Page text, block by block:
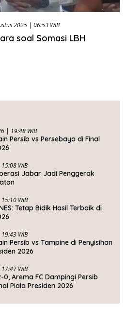
2025 | 06:53 WIB
soal Somasi LBH
| 19:48 WIB
Persib vs Persebaya di Final
WIB
Jabar Jadi Penggerak
WIB
Tetap Bidik Hasil Terbaik di
WIB
Persib vs Tampine di Penyisihan
2026
WIB
0, Arema FC Dampingi Persib
Piala Presiden 2026